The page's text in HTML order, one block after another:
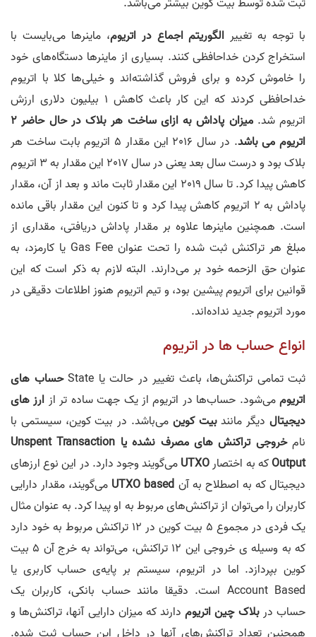
با توجه به تغییر الگوریتم اجماع در اتریوم، ماینرها می‌بایست با
استخراج کردن خداحافظی کنند. بسیاری از ماینرها دستگاه‌های خود
را خاموش کرده و برای فروش گذاشته‌اند و خیلی‌ها کلا با اتریوم
خداحافظی کردند که این کار باعث کاهش 1 بیلیون دلاری ارزش
اتریوم شد.
میزان پاداش به ازای ساخت هر بلاک در حال حاضر 2
اتریوم می باشد
. در سال 2016 این مقدار 5 اتریوم بابت ساخت هر
بلاک بود و درست سال بعد یعنی در سال 2017 این مقدار به 3 اتریوم
کاهش پیدا کرد. تا سال 2019 این مقدار ثابت ماند و بعد از آن، مقدار
پاداش به 2 اتریوم کاهش پیدا کرد و تا کنون این مقدار باقی مانده
است. همچنین ماینرها علاوه بر مقدار پاداش دریافتی، مقداری از
مبلغ هر تراکنش ثبت شده را تحت عنوان Gas Fee یا کارمزد، به
عنوان حق الزحمه خود بر می‌دارند. البته لازم به ذکر است که این
قوانین برای اتریوم پیشین بود، و تیم اتریوم هنوز اطلاعات دقیقی در
مورد اتریوم جدید نداده‌اند.
انواع حساب ها در اتریوم
ثبت تمامی تراکنش‌ها، باعث تغییر در حالت یا State
حساب های
اتریوممی‌شود. حساب‌ها در اتریوم از یک جهت ساده تر از ارز های
دیجیتالدیگر مانندبیت کوین می‌باشد. در بیت کوین، سیستمی با
نام
خروجی تراکنش های مصرف نشده یا Unspent Transaction
Outputکه به اختصارUTXOمی‌گویند وجود دارد. در این نوع ارز‌های
دیجیتال که به اصطلاح به آن UTXO based می‌گویند، مقدار دارایی
کاربران را می‌توان از تراکنش‌های مربوط به او پیدا کرد. به عنوان مثال
یک فردی در مجموع 5 بیت کوین در 12 تراکنش مربوط به خود دارد
که به وسیله ی خروجی این 12 تراکنش، می‌تواند به خرج آن 5 بیت
کوین بپردازد. اما در اتریوم، سیستم بر پایه‌ی حساب کاربری یا
Account Based است. دقیقا مانند حساب بانکی، کاربران یک
حساب دربلاک چین اتریومدارند که میزان دارایی آنها، تراکنش‌ها و
همچنین تعداد تراکنش‌های آنها در داخل این حساب ثبت شده.